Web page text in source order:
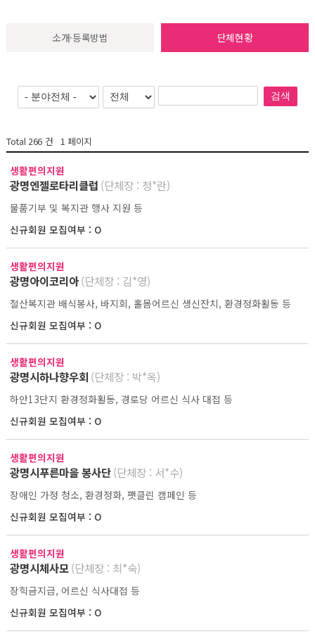
소개·등록방법 단체현황
검색
Total266 건 1 페이지
생활편의지원
광명엔젤로타리클럽 (단체장 : 정*란)
물품기부 및 복지관 행사 지원 등
신규회원 모집여부 : O
생활편의지원
광명아이코리아(단체장 : 김*영)
철산복지관 배식봉사, 바지회, 홀몸어르신 생신잔치, 환경정화활동 등
신규회원 모집여부 : O
생활편의지원
광명시하나향우회 (단체장 : 박*옥)
하안13단지 환경정화활동, 경로당 어르신 식사 대접 등
신규회원 모집여부 : O
생활편의지원
광명시푸른마을 봉사단(단체장 : 서*수)
장애인 가정 청소, 환경정화, 팻클린 캠페인 등
신규회원 모집여부 : O
생활편의지원
광명시체사모(단체장 : 최*숙)
장힉금지급, 어르신 식사대접 등
신규회원 모집여부 : O